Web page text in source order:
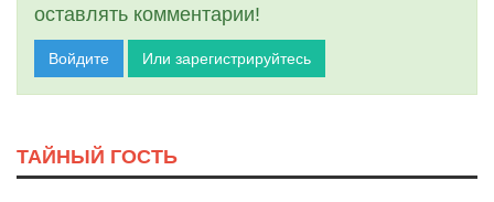
оставлять комментарии!
Войдите Или зарегистрируйтесь
ТАЙНЫЙ ГОСТЬ